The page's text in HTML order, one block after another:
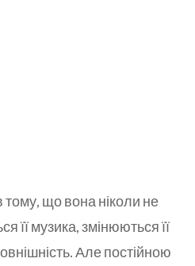
тому, що вона ніколи не
її музика, змінюються її
Але постійною